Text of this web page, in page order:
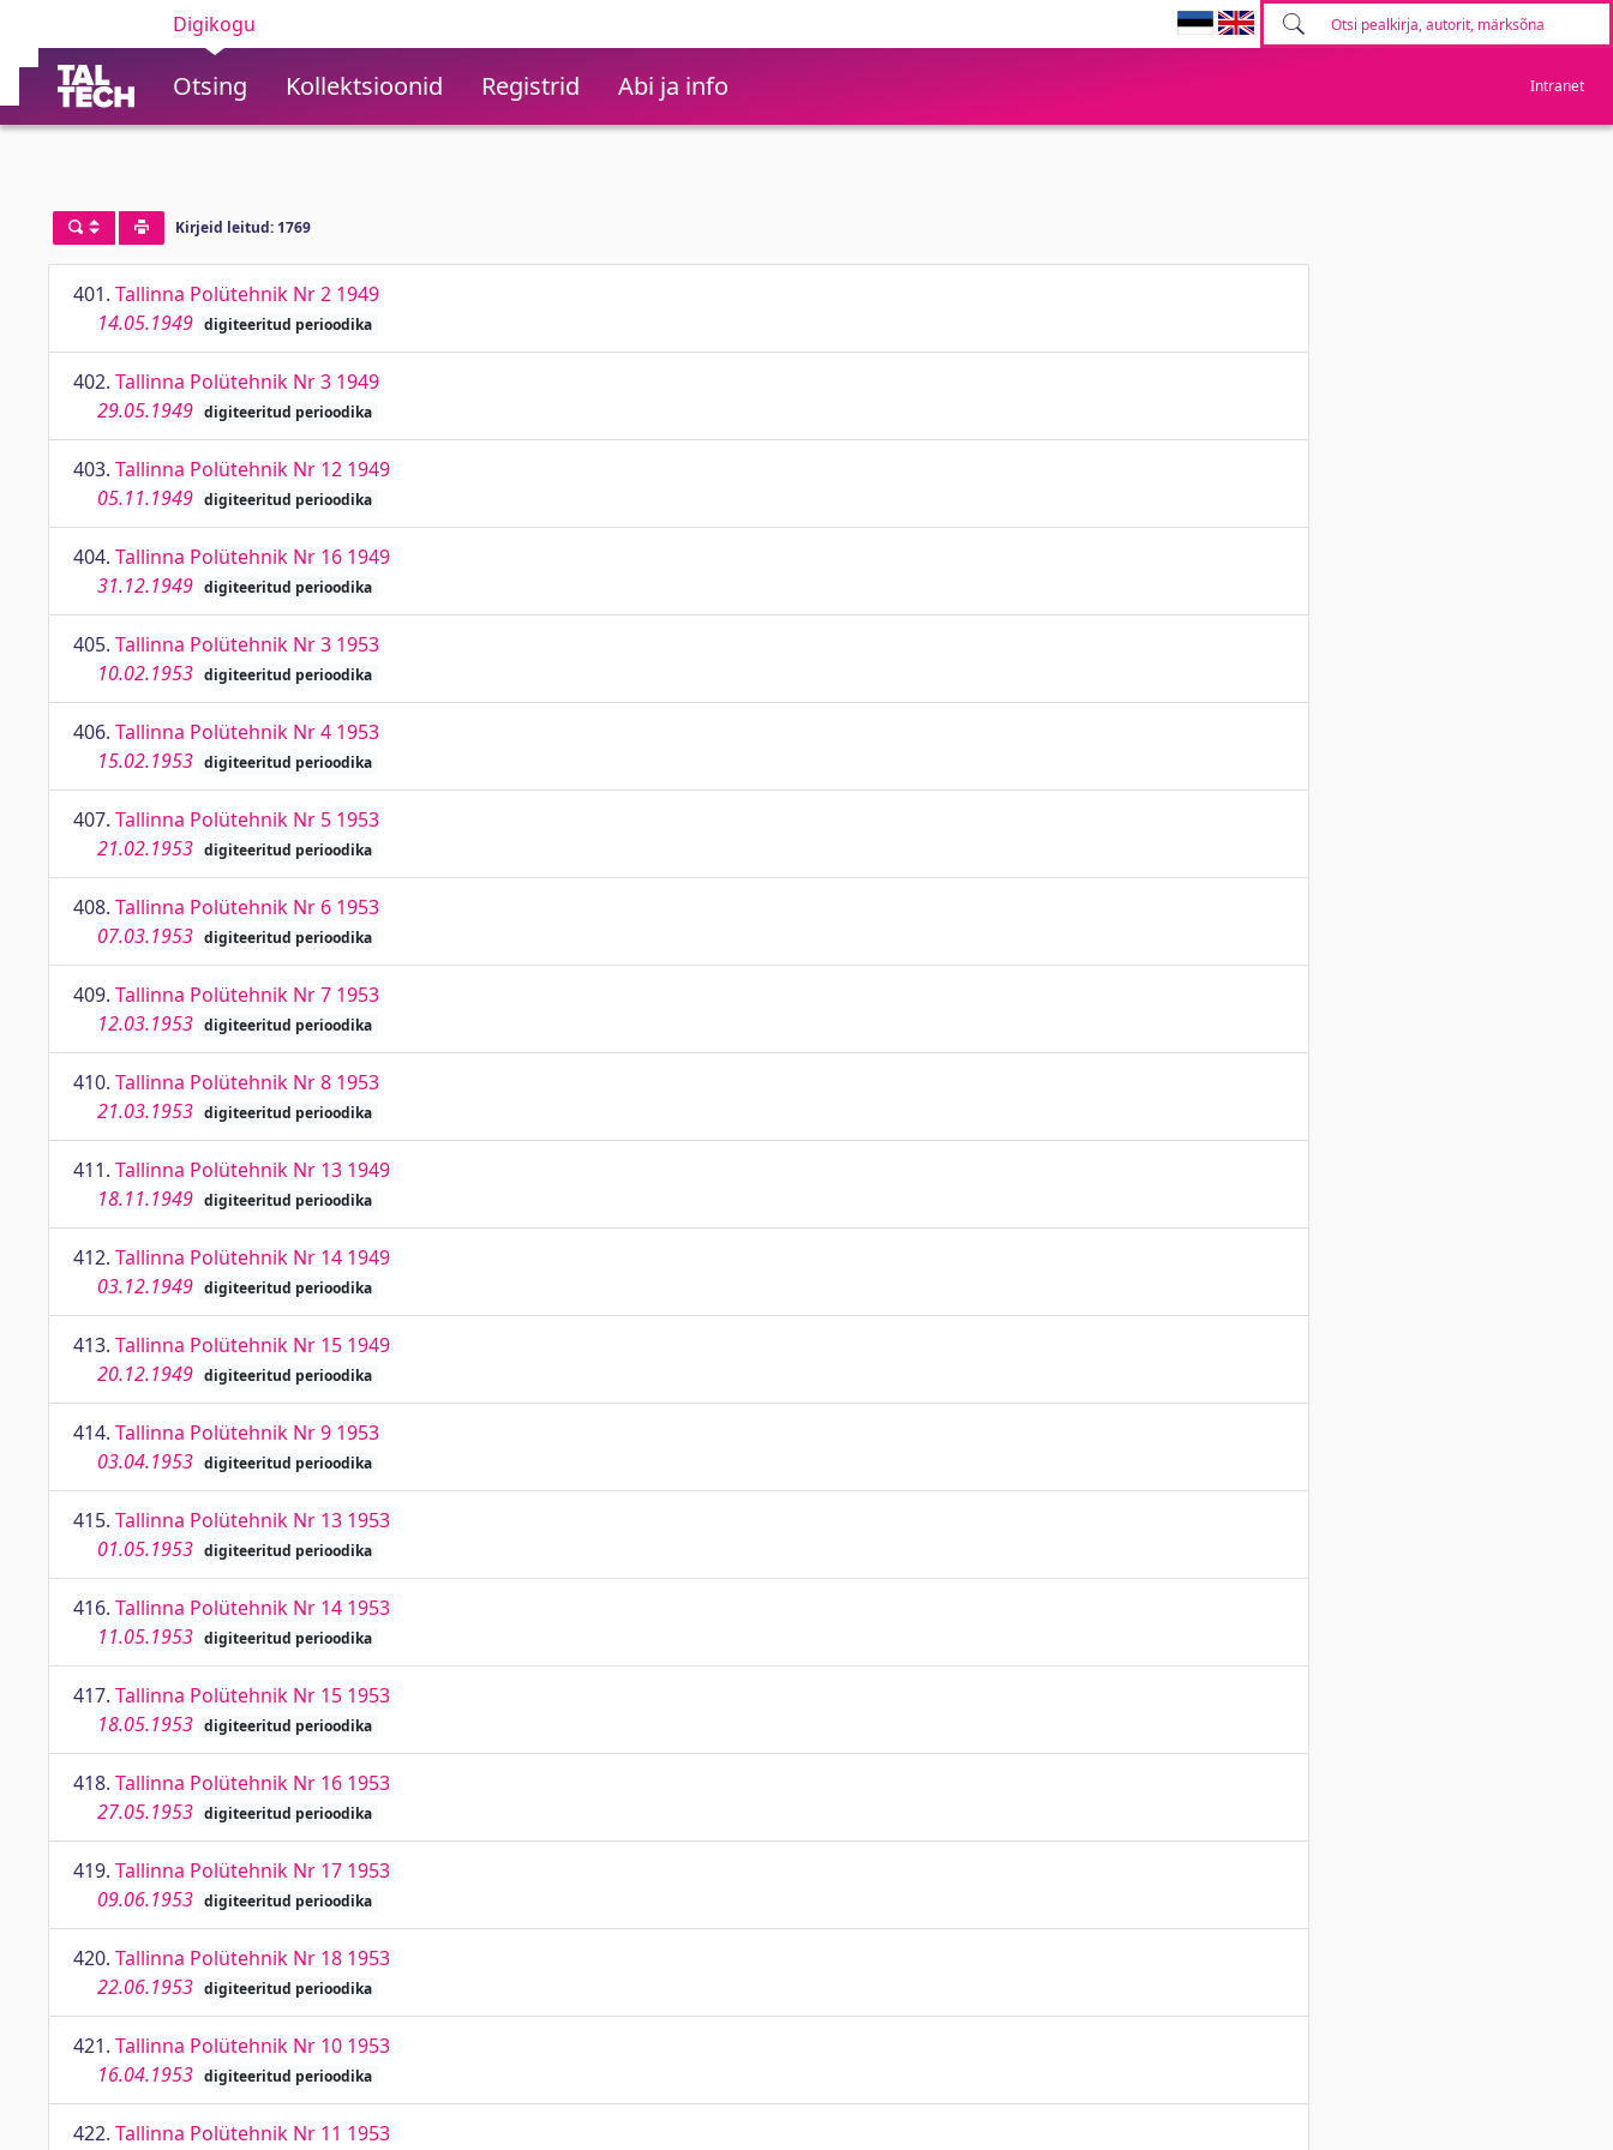
Digikogu
Otsing Kollektsioonid Registrid Abi ja info Intranet
Kirjeid leitud: 1769
401. Tallinna Polütehnik Nr 2 1949
14.05.1949 digiteeritud perioodika
402. Tallinna Polütehnik Nr 3 1949
29.05.1949 digiteeritud perioodika
403. Tallinna Polütehnik Nr 12 1949
05.11.1949 digiteeritud perioodika
404. Tallinna Polütehnik Nr 16 1949
31.12.1949 digiteeritud perioodika
405. Tallinna Polütehnik Nr 3 1953
10.02.1953 digiteeritud perioodika
406. Tallinna Polütehnik Nr 4 1953
15.02.1953 digiteeritud perioodika
407. Tallinna Polütehnik Nr 5 1953
21.02.1953 digiteeritud perioodika
408. Tallinna Polütehnik Nr 6 1953
07.03.1953 digiteeritud perioodika
409. Tallinna Polütehnik Nr 7 1953
12.03.1953 digiteeritud perioodika
410. Tallinna Polütehnik Nr 8 1953
21.03.1953 digiteeritud perioodika
411. Tallinna Polütehnik Nr 13 1949
18.11.1949 digiteeritud perioodika
412. Tallinna Polütehnik Nr 14 1949
03.12.1949 digiteeritud perioodika
413. Tallinna Polütehnik Nr 15 1949
20.12.1949 digiteeritud perioodika
414. Tallinna Polütehnik Nr 9 1953
03.04.1953 digiteeritud perioodika
415. Tallinna Polütehnik Nr 13 1953
01.05.1953 digiteeritud perioodika
416. Tallinna Polütehnik Nr 14 1953
11.05.1953 digiteeritud perioodika
417. Tallinna Polütehnik Nr 15 1953
18.05.1953 digiteeritud perioodika
418. Tallinna Polütehnik Nr 16 1953
27.05.1953 digiteeritud perioodika
419. Tallinna Polütehnik Nr 17 1953
09.06.1953 digiteeritud perioodika
420. Tallinna Polütehnik Nr 18 1953
22.06.1953 digiteeritud perioodika
421. Tallinna Polütehnik Nr 10 1953
16.04.1953 digiteeritud perioodika
422. Tallinna Polütehnik Nr 11 1953